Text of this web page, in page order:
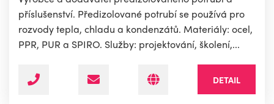
příslušenství. Předizolované potrubí se používá pro
rozvody tepla, chladu a kondenzátů. Materiály: ocel,
PPR, PUR a SPIRO. Služby: projektování, školení,...
DETAIL